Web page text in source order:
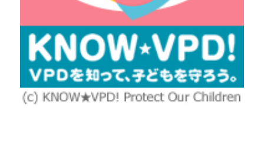
皆が鬼は外と鬼退治をしてくれたので、鬼が帰って
いくとしっかりバイバイと手を振っていました♥️
そんな姿も可愛いですね
しかし、少しすると鬼さんとの記念撮影のために再